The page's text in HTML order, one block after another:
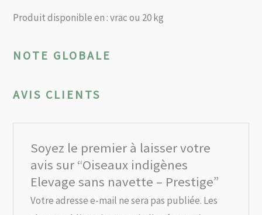
Produit disponible en : vrac ou 20 kg
NOTE GLOBALE
AVIS CLIENTS
Soyez le premier à laisser votre
avis sur “Oiseaux indigènes
Elevage sans navette – Prestige”
Votre adresse e-mail ne sera pas publiée. Les